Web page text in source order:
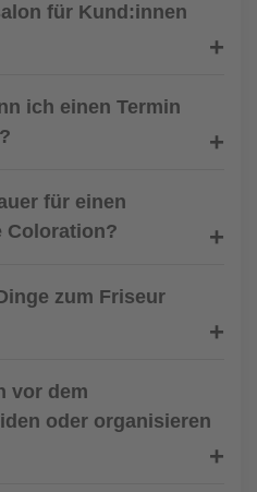
für Kund:innen
ich einen Termin
für einen
Coloration?
zum Friseur
vor dem
oder organisieren